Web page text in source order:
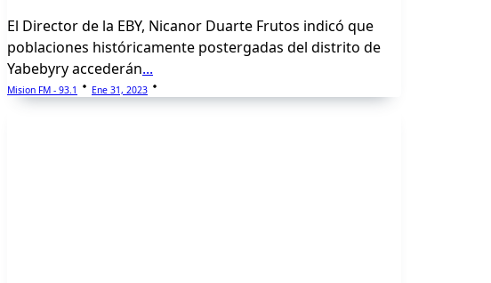
El Director de la EBY, Nicanor Duarte Frutos indicó que
poblaciones históricamente postergadas del distrito de
Yabebyry accederán...
Mision FM - 93.1 Ene 31, 2023